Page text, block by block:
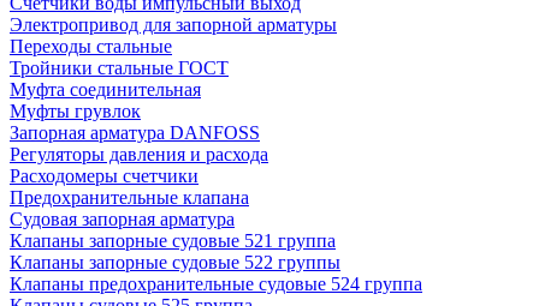
Электропривод для запорной арматуры
Переходы стальные
Тройники стальные ГОСТ
Муфта соединительная
Муфты грувлок
Запорная арматура DANFOSS
Регуляторы давления и расхода
Расходомеры счетчики
Предохранительные клапана
Судовая запорная арматура
Клапаны запорные судовые 521 группа
Клапаны запорные судовые 522 группы
Клапаны предохранительные судовые 524 группа